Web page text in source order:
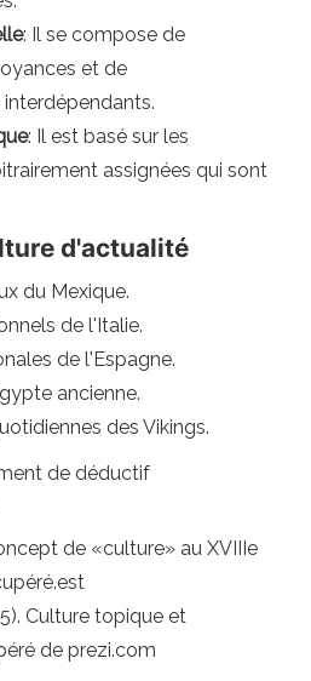
: Il se compose de
et de
: Il est basé sur les
assignées qui sont
d'actualité
du Mexique.
de l'Italie.
de l'Espagne.
ancienne.
des Vikings.
de déductif
de «culture» au XVIIIe
Culture topique et
de prezi.com